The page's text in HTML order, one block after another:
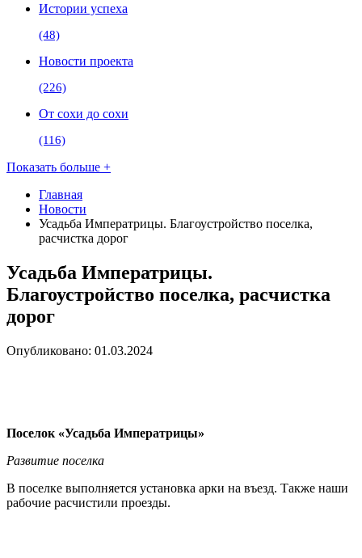
Истории успеха
(48)
Новости проекта
(226)
От сохи до сохи
(116)
Показать больше +
Главная
Новости
Усадьба Императрицы. Благоустройство поселка,
расчистка дорог
Усадьба Императрицы.
Благоустройство поселка, расчистка
дорог
Опубликовано: 01.03.2024
Поселок «Усадьба Императрицы»
Развитие поселка
В поселке выполняется установка арки на въезд. Также наши
рабочие расчистили проезды.